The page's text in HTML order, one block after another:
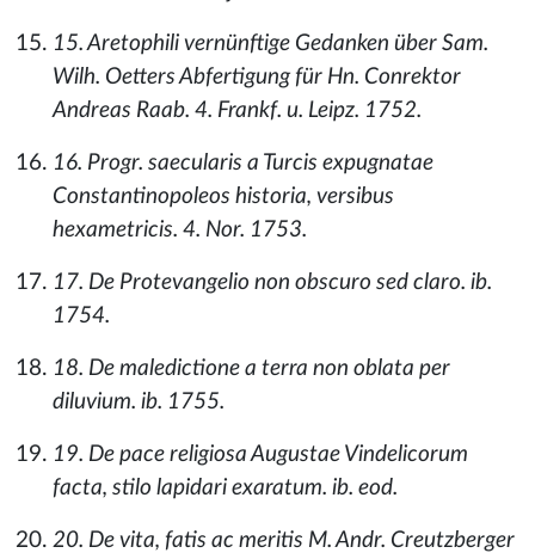
15. Aretophili vernünftige Gedanken über Sam.
Wilh. Oetters Abfertigung für Hn. Conrektor
Andreas Raab. 4. Frankf. u. Leipz. 1752.
16. Progr. saecularis a Turcis expugnatae
Constantinopoleos historia, versibus
hexametricis. 4. Nor. 1753.
17. De Protevangelio non obscuro sed claro. ib.
1754.
18. De maledictione a terra non oblata per
diluvium. ib. 1755.
19. De pace religiosa Augustae Vindelicorum
facta, stilo lapidari exaratum. ib. eod.
20. De vita, fatis ac meritis M. Andr. Creutzberger